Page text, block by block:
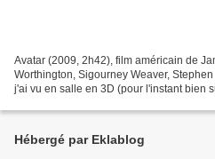
Avatar (2009, 2h42), film américain de
Worthington, Sigourney Weaver,
j'ai vu en salle en 3D (pour l'instant bien
Hébergé par Eklablog